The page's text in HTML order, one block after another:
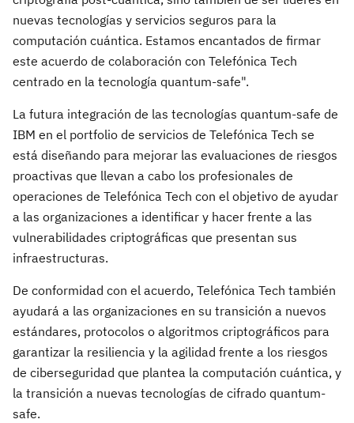
nuevas tecnologías y servicios seguros para la
computación cuántica. Estamos encantados de firmar
este acuerdo de colaboración con Telefónica Tech
centrado en la tecnología quantum-safe".
La futura integración de las tecnologías quantum-safe de
IBM en el portfolio de servicios de Telefónica Tech se
está diseñando para mejorar las evaluaciones de riesgos
proactivas que llevan a cabo los profesionales de
operaciones de Telefónica Tech con el objetivo de ayudar
a las organizaciones a identificar y hacer frente a las
vulnerabilidades criptográficas que presentan sus
infraestructuras.
De conformidad con el acuerdo, Telefónica Tech también
ayudará a las organizaciones en su transición a nuevos
estándares, protocolos o algoritmos criptográficos para
garantizar la resiliencia y la agilidad frente a los riesgos
de ciberseguridad que plantea la computación cuántica, y
la transición a nuevas tecnologías de cifrado quantum-
safe.